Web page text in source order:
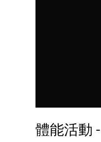
體能活動